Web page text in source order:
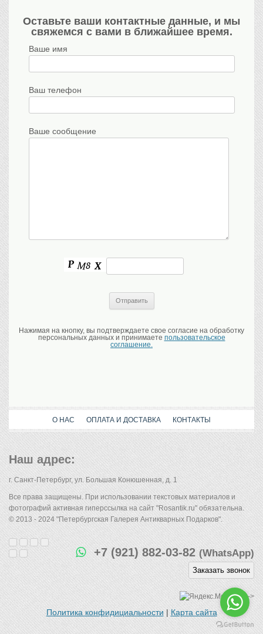
Оставьте ваши контактные данные, и мы
свяжемся с вами в ближайшее время.
Ваше имя
Ваш телефон
Ваше сообщение
Нажимая на кнопку, вы подтверждаете свое согласие на обработку
персональных данных и принимаете пользовательское
соглашение.
О НАС ОПЛАТА И ДОСТАВКА КОНТАКТЫ
Наш адрес:
г. Санкт-Петербург, ул. Большая Конюшенная, д. 1
Все права защищены. При использовании текстовых материалов и
фотографий активная гиперссылка на сайт "Rosantik.ru" обязательна.
© 2013 - 2024 "Петербургская Галерея Антикварных Подарков".
+7 (921) 882-03-82(WhatsApp)
Заказать звонок
-->
Политика конфидициальности|Карта сайта